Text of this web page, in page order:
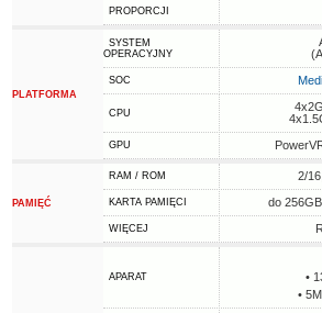
PROPORCJI
PLATFORMA
SYSTEM
OPERACYJNY
SOC
CPU
GPU
PAMIĘĆ
RAM / ROM 2/
KARTA PAMIĘCI do
WIĘCEJ
APARAT
•
•